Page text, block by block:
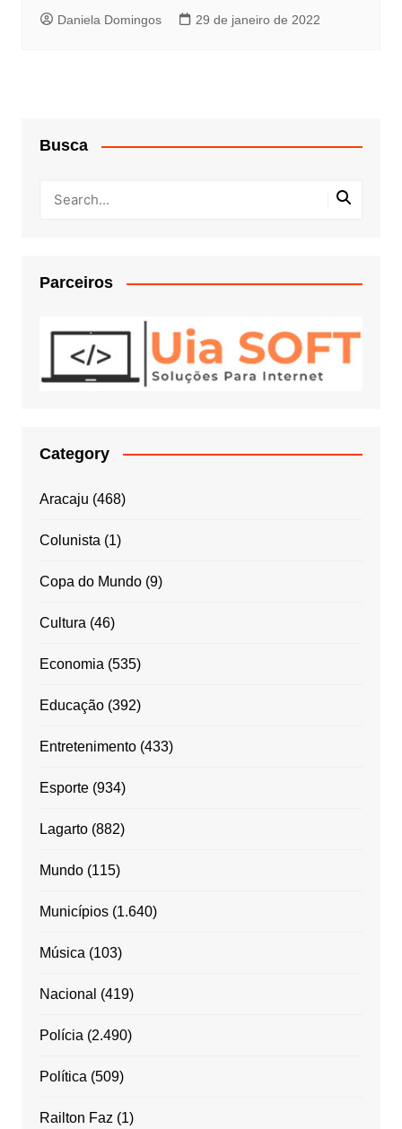
Daniela Domingos 29 de janeiro de 2022
Busca
Parceiros
Category
Aracaju (468)
Colunista (1)
Copa do Mundo(9)
Cultura (46)
Economia (535)
Educação(392)
Entretenimento(433)
Esporte(934)
Lagarto(882)
Mundo(115)
Municípios(1.640)
Música (103)
Nacional (419)
Polícia (2.490)
Política (509)
Railton Faz (1)